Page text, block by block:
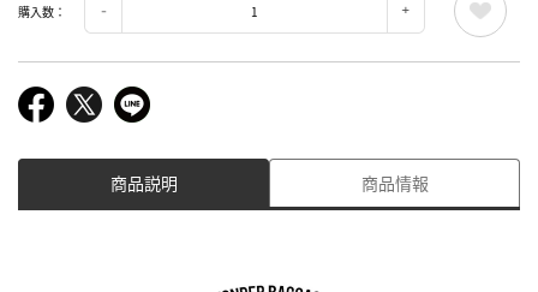
購入数：
商品説明 商品情報